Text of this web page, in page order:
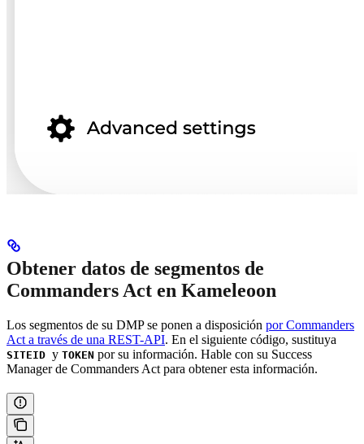
Obtener datos de segmentos de
Commanders Act en Kameleoon
Los segmentos de su DMP se ponen a disposición por Commanders
Act a través de una REST-API. En el siguiente código, sustituya
SITEID y TOKEN por su información. Hable con su Success
Manager de Commanders Act para obtener esta información.